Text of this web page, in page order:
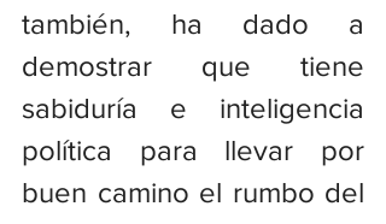
también, ha dado a
demostrar que tiene
sabiduría e inteligencia
política para llevar por
buen camino el rumbo del